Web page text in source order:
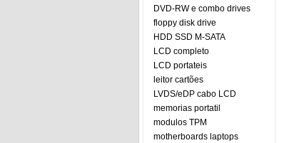
DVD-RW e combo drives
floppy disk drive
HDD SSD M-SATA
LCD completo
LCD portateis
leitor cartões
LVDS/eDP cabo LCD
memorias portatil
modulos TPM
motherboards laptops